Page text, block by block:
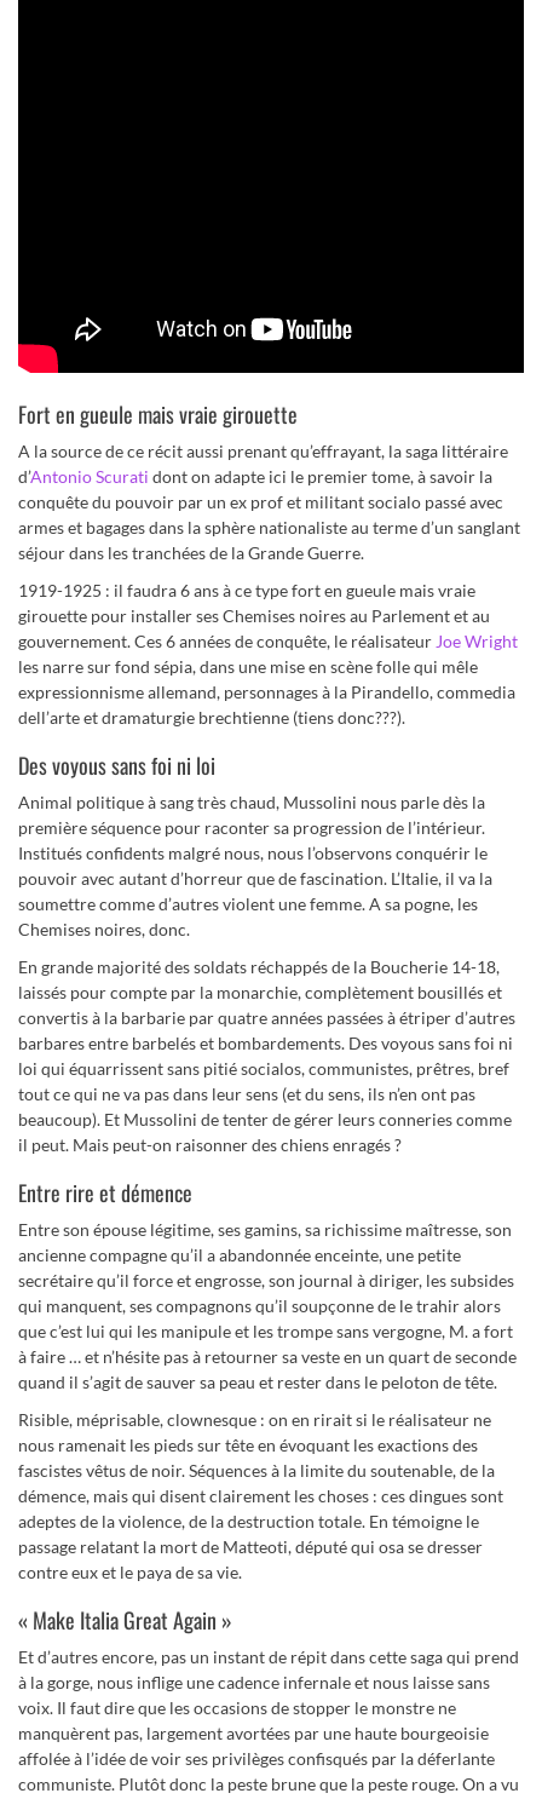
Fort en gueule mais vraie girouette
A la source de ce récit aussi prenant qu’effrayant, la saga littéraire
d’Antonio Scurati dont on adapte ici le premier tome, à savoir la
conquête du pouvoir par un ex prof et militant socialo passé avec
armes et bagages dans la sphère nationaliste au terme d’un sanglant
séjour dans les tranchées de la Grande Guerre.
1919-1925 : il faudra 6 ans à ce type fort en gueule mais vraie
girouette pour installer ses Chemises noires au Parlement et au
gouvernement. Ces 6 années de conquête, le réalisateur Joe Wright
les narre sur fond sépia, dans une mise en scène folle qui mêle
expressionnisme allemand, personnages à la Pirandello, commedia
dell’arte et dramaturgie brechtienne (tiens donc???).
Des voyous sans foi ni loi
Animal politique à sang très chaud, Mussolini nous parle dès la
première séquence pour raconter sa progression de l’intérieur.
Institués confidents malgré nous, nous l’observons conquérir le
pouvoir avec autant d’horreur que de fascination. L’Italie, il va la
soumettre comme d’autres violent une femme. A sa pogne, les
Chemises noires, donc.
En grande majorité des soldats réchappés de la Boucherie 14-18,
laissés pour compte par la monarchie, complètement bousillés et
convertis à la barbarie par quatre années passées à étriper d’autres
barbares entre barbelés et bombardements. Des voyous sans foi ni
loi qui équarrissent sans pitié socialos, communistes, prêtres, bref
tout ce qui ne va pas dans leur sens (et du sens, ils n’en ont pas
beaucoup). Et Mussolini de tenter de gérer leurs conneries comme
il peut. Mais peut-on raisonner des chiens enragés ?
Entre rire et démence
Entre son épouse légitime, ses gamins, sa richissime maîtresse, son
ancienne compagne qu’il a abandonnée enceinte, une petite
secrétaire qu’il force et engrosse, son journal à diriger, les subsides
qui manquent, ses compagnons qu’il soupçonne de le trahir alors
que c’est lui qui les manipule et les trompe sans vergogne, M. a fort
à faire … et n’hésite pas à retourner sa veste en un quart de seconde
quand il s’agit de sauver sa peau et rester dans le peloton de tête.
Risible, méprisable, clownesque : on en rirait si le réalisateur ne
nous ramenait les pieds sur tête en évoquant les exactions des
fascistes vêtus de noir. Séquences à la limite du soutenable, de la
démence, mais qui disent clairement les choses : ces dingues sont
adeptes de la violence, de la destruction totale. En témoigne le
passage relatant la mort de Matteoti, député qui osa se dresser
contre eux et le paya de sa vie.
« Make Italia Great Again »
Et d’autres encore, pas un instant de répit dans cette saga qui prend
à la gorge, nous inflige une cadence infernale et nous laisse sans
voix. Il faut dire que les occasions de stopper le monstre ne
manquèrent pas, largement avortées par une haute bourgeoisie
affolée à l’idée de voir ses privilèges confisqués par la déferlante
communiste. Plutôt donc la peste brune que la peste rouge. On a vu